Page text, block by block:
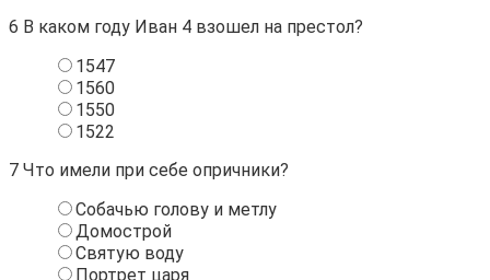
6 В каком году Иван 4 взошел на престол?
1547
1560
1550
1522
7 Что имели при себе опричники?
Собачью голову и метлу
Домострой
Святую воду
Портрет царя